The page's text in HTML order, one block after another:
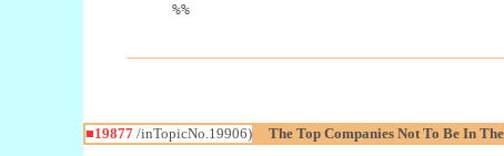
%%
■19877/inTopicNo.19906) The Top Companies Not To Be In